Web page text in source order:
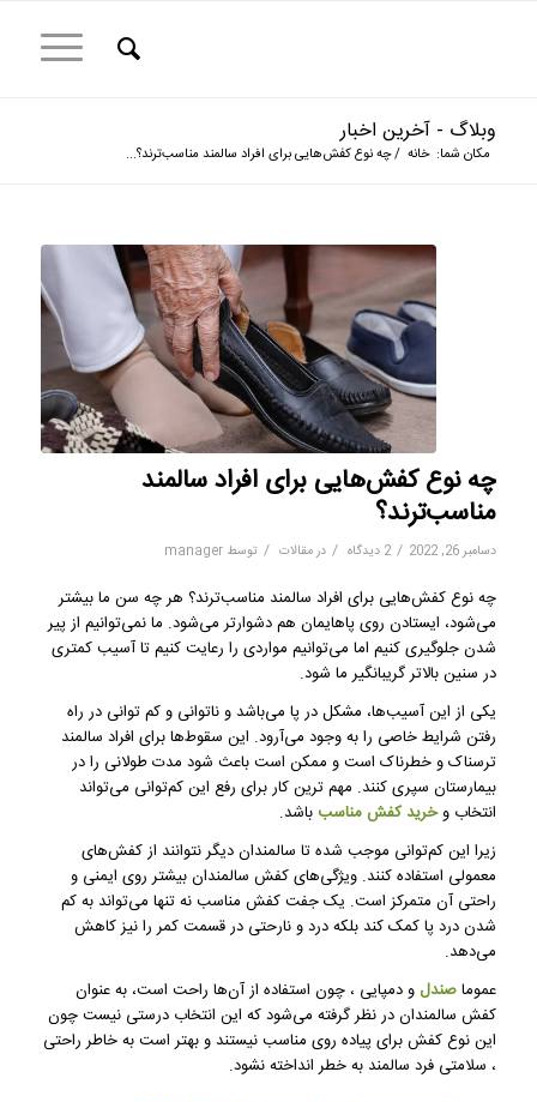
وبلاگ - آخرین اخبار
مکان شما: خانه /چه نوع کفش‌هایی برای افراد سالمند مناسب‌ترند؟...
چه نوع کفش‌هایی برای افراد سالمند
مناسب‌ترند؟
دسامبر 26, 2022 / 2 دیدگاه / درمقالات / توسط manager
چه نوع کفش‌هایی برای افراد سالمند مناسب‌ترند؟ هر چه سن ما بیشتر
می‌شود، ایستادن روی پاهایمان هم دشوارتر می‌شود. ما نمی‌توانیم از پیر
شدن جلوگیری کنیم اما می‌توانیم مواردی را رعایت کنیم تا آسیب کمتری
در سنین بالاتر گریبانگیر ما شود.
یکی از این آسیب‌ها، مشکل در پا می‌باشد و ناتوانی و کم توانی در راه
رفتن شرایط خاصی را به وجود می‌آرود. این سقوط‌ها برای افراد سالمند
ترسناک و خطرناک است و ممکن است باعث شود مدت طولانی‌ را در
بیمارستان سپری کنند. مهم ترین کار برای رفع این کم‌توانی می‌تواند
انتخاب وخرید کفش مناسبباشد.
زیرا این کم‌توانی موجب شده تا سالمندان دیگر نتوانند از کفش‌های
معمولی استفاده کنند. ویژگی‌های کفش سالمندان بیشتر روی ایمنی و
راحتی آن متمرکز است. یک جفت کفش مناسب نه تنها می‌تواند به کم
شدن درد پا کمک کند بلکه درد و نارحتی در قسمت کمر را نیز کاهش
می‌دهد.
عموماصندلو دمپایی ، چون استفاده از آن‌ها راحت است، به عنوان
کفش سالمندان در نظر گرفته می‌شود که این انتخاب درستی نیست چون
این نوع کفش برای پیاده روی مناسب نیستند و بهتر است به خاطر راحتی
، سلامتی فرد سالمند به خطر انداخته نشود.